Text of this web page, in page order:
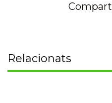
Relacionats